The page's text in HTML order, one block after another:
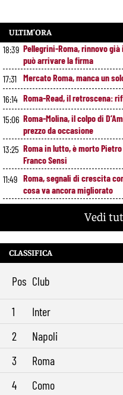
ULTIM’ORA
18:39 Pellegrini-Roma, rinnovo
può arrivare la firma
17:31 Mercato Roma, manca un
16:14 Roma-Read, il retroscena:
15:06 Roma-Molina, il colpo di
prezzo da occasione
13:25 Roma in lutto, è morto
Franco Sensi
11:49 Roma, segnali di crescita
cosa va ancora migliorato
Roma, offerta da 12 milioni
9:29
Vedi
CLASSIFICA
Pos Club
1 Inter
2
Napoli
3
Roma
4
Como